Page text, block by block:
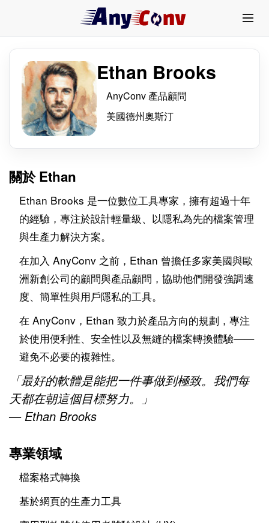
Ethan Brooks
AnyConv 產品顧問
美國德州奧斯汀
關於 Ethan
Ethan Brooks 是一位數位工具專家，擁有超過十年
的經驗，專注於設計輕量級、以隱私為先的檔案管理
與生產力解決方案。
在加入 AnyConv 之前，Ethan 曾擔任多家美國與歐
洲新創公司的顧問與產品顧問，協助他們開發強調速
度、簡單性與用戶隱私的工具。
在 AnyConv，Ethan 致力於產品方向的規劃，專注
於使用便利性、安全性以及無縫的檔案轉換體驗——
避免不必要的複雜性。
「最好的軟體是能把一件事做到極致。我們每
天都在朝這個目標努力。」
— Ethan Brooks
專業領域
檔案格式轉換
基於網頁的生產力工具